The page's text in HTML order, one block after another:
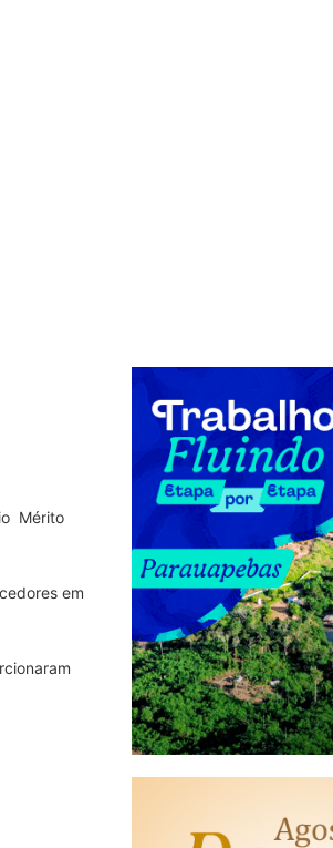
Mérito
em